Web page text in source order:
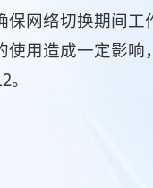
网络切换期间工
用造成一定影
。